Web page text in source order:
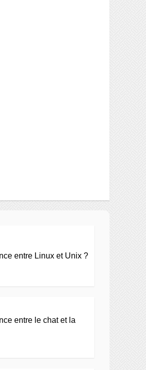
entre Linux et Unix ?
entre le chat et la